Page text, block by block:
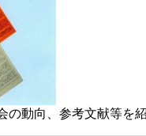
動向、参考文献等を